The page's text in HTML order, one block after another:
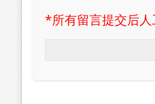
*所有留言提交后